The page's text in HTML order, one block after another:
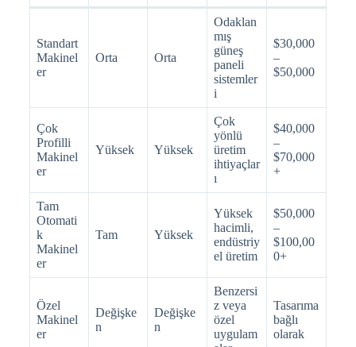
Standart
Makinel
er
Orta Orta
Odaklan
mış
güneş
paneli
sistemler
i
$30,000
–
$50,000
Çok
Profilli
Makinel
er
Yüksek Yüksek
Çok
yönlü
üretim
ihtiyaçlar
ı
$40,000
–
$70,000
+
Tam
Otomati
k
Makinel
er
Tam Yüksek
Yüksek
hacimli,
endüstriy
el üretim
$50,000
–
$100,00
0+
Özel
Makinel
er
Değişke
n
Değişke
n
Benzersi
z veya
özel
uygulam
Tasarıma
bağlı
olarak